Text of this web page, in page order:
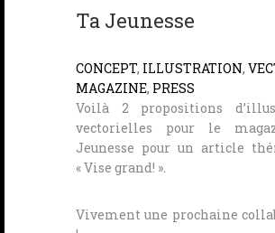
Ta Jeunesse
CONCEPT, ILLUSTRATION,
MAGAZINE, PRESS
Voilà 2 propositions
vectorielles pour le
Jeunesse pour un article
« Vise grand! ».
Vivement une prochaine